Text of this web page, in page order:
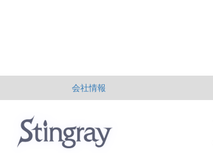
会社情報